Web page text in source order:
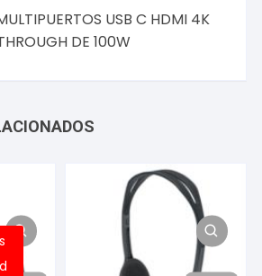
USB C HDMI 4K
DE 100W